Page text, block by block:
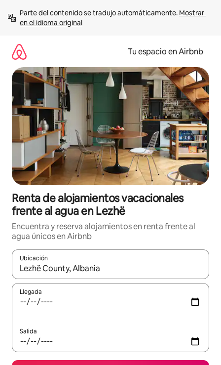
contenido
Parte del contenido se tradujo automáticamente. Mostrar
en el idioma original
Tu espacio en Airbnb
Renta de alojamientos vacacionales
frente al agua en Lezhë
Encuentra y reserva alojamientos en renta frente al
agua únicos en Airbnb
Ubicación
Cuando los resultados estén disponibles, podrás navegar
Llegada
Salida